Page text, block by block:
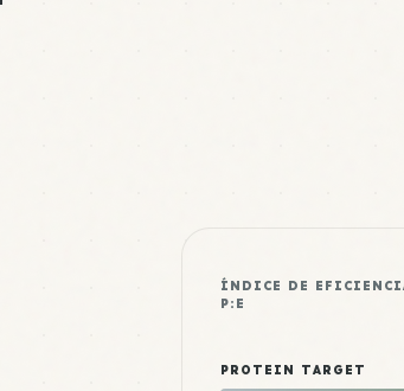
ÍNDICE DE
P:E
PROTEIN TARGET